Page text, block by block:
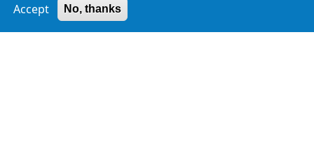
TopFM en direct
Liens Utiles
Accept No, thanks